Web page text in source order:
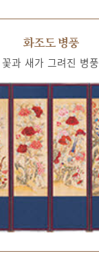
화조도 병풍
꽃과 새가 그려진 병풍